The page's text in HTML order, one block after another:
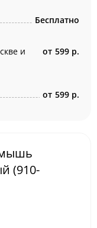
Бесплатно
и
от 599 р.
от 599 р.
(910-